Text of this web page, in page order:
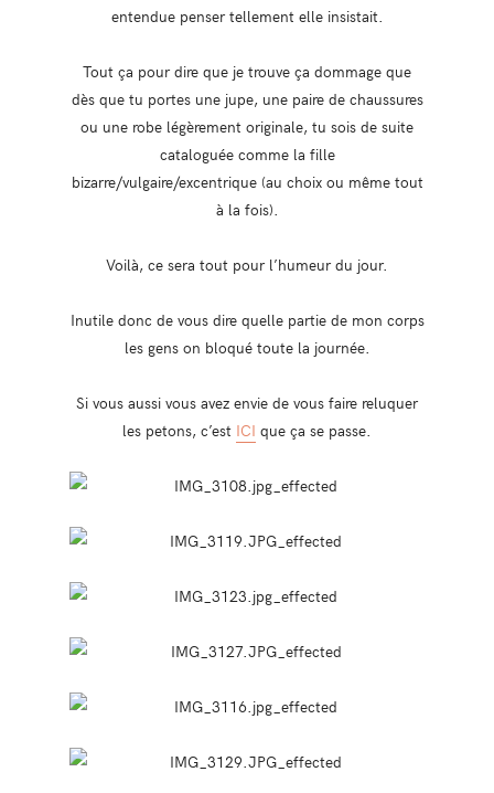
entendue penser tellement elle insistait.
Tout ça pour dire que je trouve ça dommage que
dès que tu portes une jupe, une paire de chaussures
ou une robe légèrement originale, tu sois de suite
cataloguée comme la fille
bizarre/vulgaire/excentrique (au choix ou même tout
à la fois).
Voilà, ce sera tout pour l’humeur du jour.
Inutile donc de vous dire quelle partie de mon corps
les gens on bloqué toute la journée.
Si vous aussi vous avez envie de vous faire reluquer
les petons, c’est ICI que ça se passe.